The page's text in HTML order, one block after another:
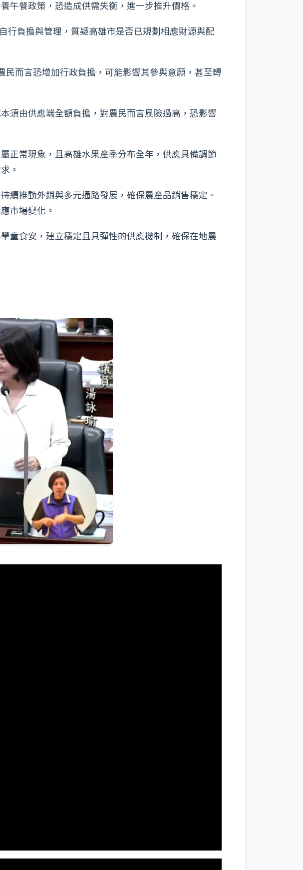
午餐政策，恐造成供需失衡，進一步推升價格。
行負擔與管理，質疑高雄市是否已規劃相應財源與配
而言恐增加行政負擔，可能影響其參與意願，甚至轉
須由供應端全額負擔，對農民而言風險過高，恐影響
正常現象，且高雄水果產季分布全年，供應具備調節
。
續推動外銷與多元通路發展，確保農產品銷售穩定。
市場變化。
童食安，建立穩定且具彈性的供應機制，確保在地農